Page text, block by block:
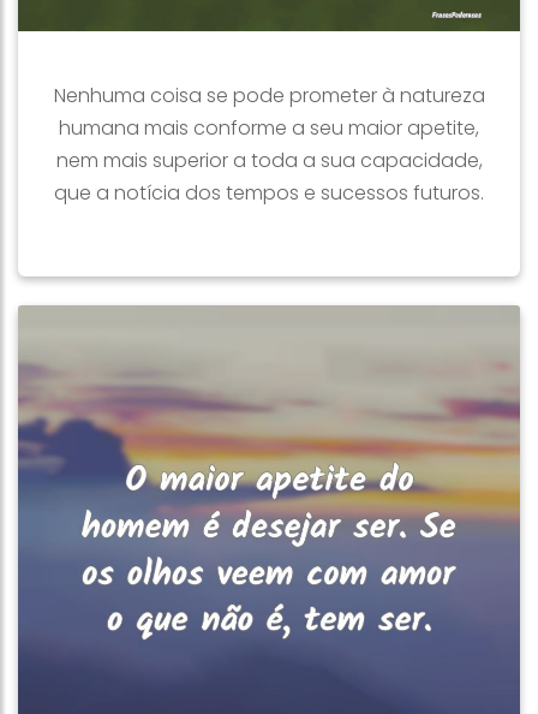
Nenhuma coisa se pode prometer à natureza
humana mais conforme a seu maior apetite,
nem mais superior a toda a sua capacidade,
que a notícia dos tempos e sucessos futuros.